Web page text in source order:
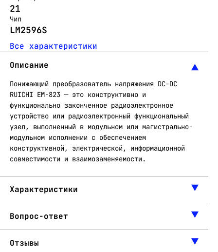
21
Чип
LM2596S
Все характеристики
Описание
Понижающий преобразователь напряжения DC-DC
RUICHI EM-823 — это конструктивно и
функционально законченное радиоэлектронное
устройство или радиоэлектронный функциональный
узел, выполненный в модульном или магистрально-
модульном исполнении с обеспечением
конструктивной, электрической, информационной
совместимости и взаимозаменяемости.
Характеристики
Вопрос-ответ
Отзывы